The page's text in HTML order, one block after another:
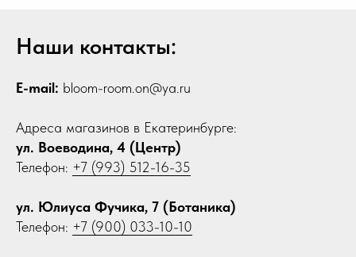
Наши контакты:
E-mail: bloom-room.on@ya.ru
Адреса магазинов в Екатеринбурге:
ул. Воеводина, 4 (Центр)
Телефон: +7 (993) 512-16-35
ул. Юлиуса Фучика, 7 (Ботаника)
Телефон: +7 (900) 033-10-10